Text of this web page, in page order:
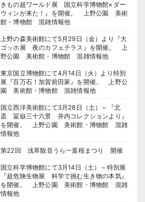
きもの超ワールド展 国立科学博物館×ダー
ウィンが来た！』を開催。 上野公園 美術
館・博物館 混雑情報他
上野の森美術館にて5月29日（金）より『大
ゴッホ展 夜のカフェテラス』を開催。 上
野公園 美術館・博物館 混雑情報他
東京国立博物館にて4月14日（火）より特別
展『百万石！加賀前田家』を開催。 上野公
園 美術館・博物館 混雑情報他
国立西洋美術館にて3月28日（土）～『北
斎 冨嶽三十六景 井内コレクションより』
を開催。 上野公園 美術館・博物館 混雑
情報他
第22回 浅草観音うら一葉桜まつり 開催
国立科学博物館にて3月14日（土）～特別展
『超危険生物展 科学で挑む生き物の本気』
を開催。 上野公園 美術館・博物館 混雑
情報他